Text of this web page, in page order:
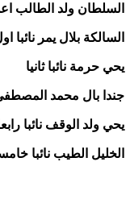
السلطان ولد الطالب
السالكة بلال يمر نائبا
يحي حرمة نائبا ثانيا
جندا بال محمد المصطفى
يحي ولد الوقف نائبا
الخليل الطيب نائبا